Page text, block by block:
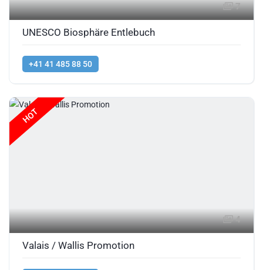
7
UNESCO Biosphäre Entlebuch
+41 41 485 88 50
HOT
4
Valais / Wallis Promotion